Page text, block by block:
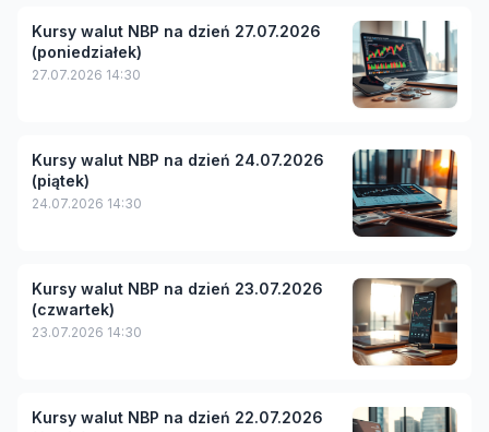
Kursy walut NBP na dzień 27.07.2026
(poniedziałek)
27.07.2026 14:30
Kursy walut NBP na dzień 24.07.2026
(piątek)
24.07.2026 14:30
Kursy walut NBP na dzień 23.07.2026
(czwartek)
23.07.2026 14:30
Kursy walut NBP na dzień 22.07.2026